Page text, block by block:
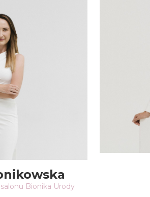
Bionika Urody